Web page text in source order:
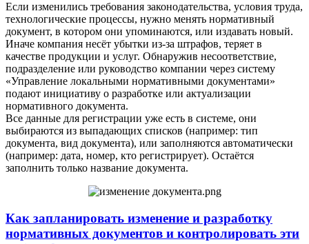
Если изменились требования законодательства, условия труда,
технологические процессы, нужно менять нормативный
документ, в котором они упоминаются, или издавать новый.
Иначе компания несёт убытки из-за штрафов, теряет в
качестве продукции и услуг. Обнаружив несоответствие,
подразделение или руководство компании через систему
«Управление локальными нормативными документами»
подают инициативу о разработке или актуализации
нормативного документа.
Все данные для регистрации уже есть в системе, они
выбираются из выпадающих списков (например: тип
документа, вид документа), или заполняются автоматически
(например: дата, номер, кто регистрирует). Остаётся
заполнить только название документа.
Как запланировать изменение и разработку
нормативных документов и контролировать эти